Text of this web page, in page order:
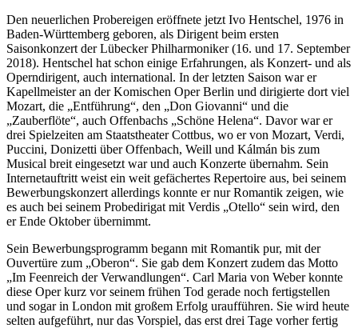
Den neuerlichen Probereigen eröffnete jetzt Ivo Hentschel, 1976 in
Baden-Württemberg geboren, als Dirigent beim ersten
Saisonkonzert der Lübecker Philharmoniker (16. und 17. September
2018). Hentschel hat schon einige Erfahrungen, als Konzert- und als
Operndirigent, auch international. In der letzten Saison war er
Kapellmeister an der Komischen Oper Berlin und dirigierte dort viel
Mozart, die „Entführung“, den „Don Giovanni“ und die
„Zauberflöte“, auch Offenbachs „Schöne Helena“. Davor war er
drei Spielzeiten am Staatstheater Cottbus, wo er von Mozart, Verdi,
Puccini, Donizetti über Offenbach, Weill und Kálmán bis zum
Musical breit eingesetzt war und auch Konzerte übernahm. Sein
Internetauftritt weist ein weit gefächertes Repertoire aus, bei seinem
Bewerbungskonzert allerdings konnte er nur Romantik zeigen, wie
es auch bei seinem Probedirigat mit Verdis „Otello“ sein wird, den
er Ende Oktober übernimmt.
Sein Bewerbungsprogramm begann mit Romantik pur, mit der
Ouvertüre zum „Oberon“. Sie gab dem Konzert zudem das Motto
„Im Feenreich der Verwandlungen“. Carl Maria von Weber konnte
diese Oper kurz vor seinem frühen Tod gerade noch fertigstellen
und sogar in London mit großem Erfolg uraufführen. Sie wird heute
selten aufgeführt, nur das Vorspiel, das erst drei Tage vorher fertig